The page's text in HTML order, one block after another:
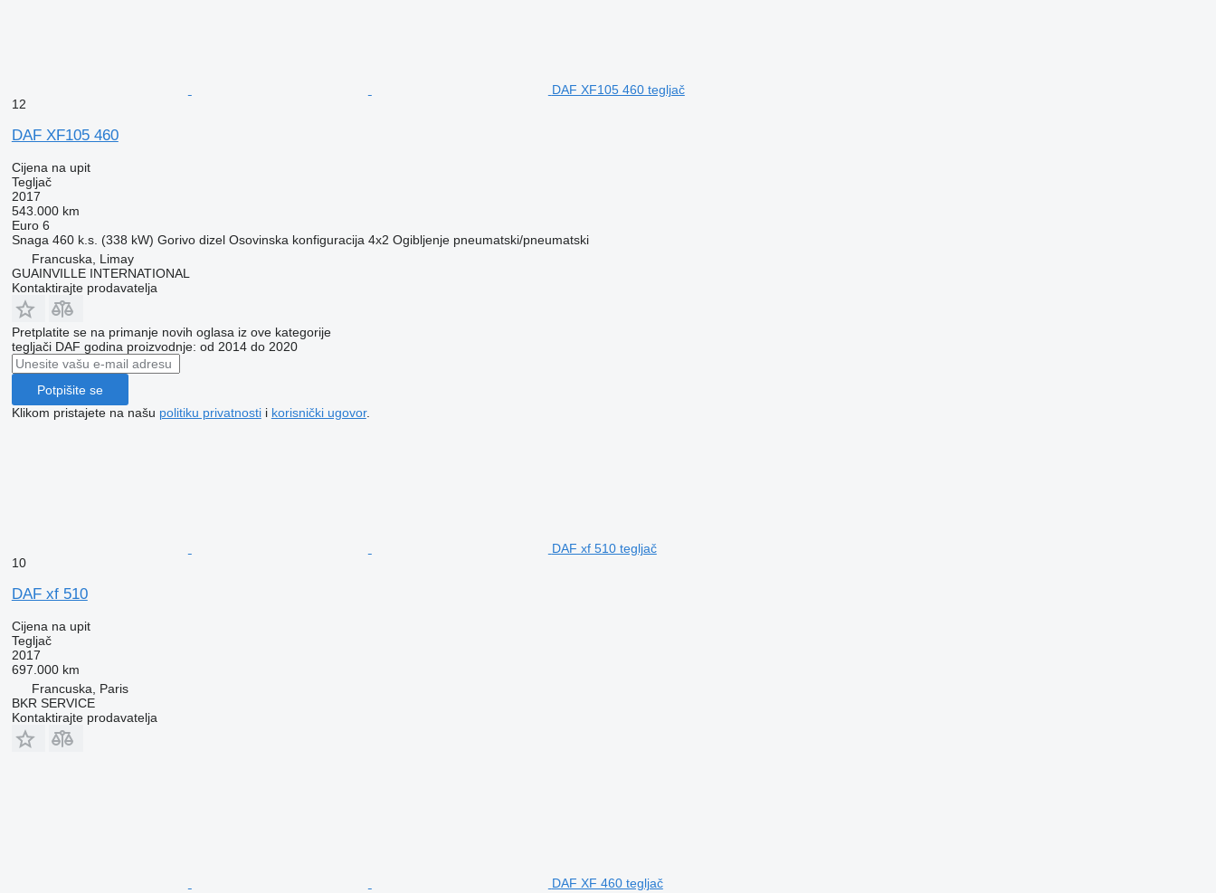
DAF XF105 460 tegljač
12
DAF XF105 460
Cijena na upit
Tegljač
2017
543.000 km
Euro 6
Snaga 460 k.s. (338 kW) Gorivo dizel Osovinska konfiguracija 4x2 Ogibljenje pneumatski/pneumatski
Francuska, Limay
GUAINVILLE INTERNATIONAL
Kontaktirajte prodavatelja
Pretplatite se na primanje novih oglasa iz ove kategorije
tegljači DAF godina proizvodnje: od 2014 do 2020
Potpišite se
Klikom pristajete na našu politiku privatnostii korisnički ugovor.
DAF xf 510 tegljač
10
DAF xf 510
Cijena na upit
Tegljač
2017
697.000 km
Francuska, Paris
BKR SERVICE
Kontaktirajte prodavatelja
DAF XF 460 tegljač